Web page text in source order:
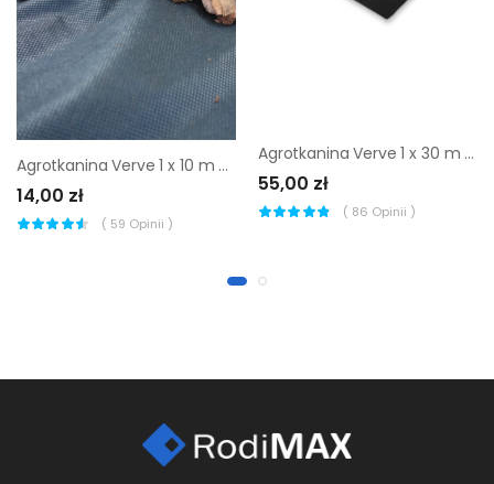
Agrotkanina Verve 1 x 10 m 50 g
14,00 zł
( 59 Opinii )
Agrotkanina Verve 1 x 30 m 80 g
55,00 zł
( 86 Opinii )